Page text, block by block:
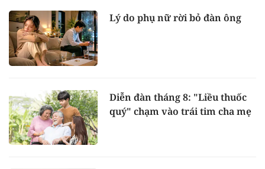
Lý do phụ nữ rời bỏ đàn ông
Diễn đàn tháng 8: "Liều thuốc
quý" chạm vào trái tim cha mẹ